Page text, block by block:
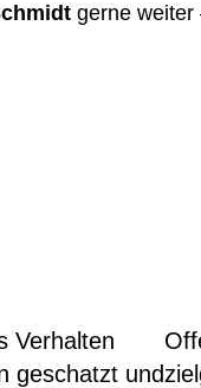
gerne weiter
Verhalten
geschatzt und